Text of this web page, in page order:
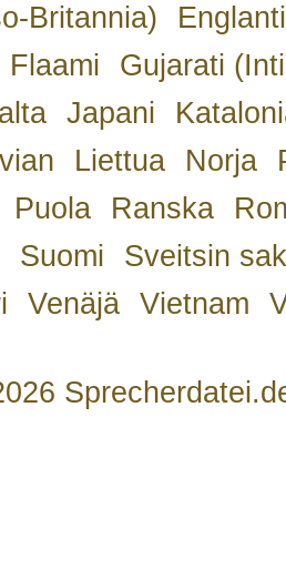
Britannia)
Flaami
Gujarati
Japani
Liettua Norja
Puola Ranska
Suomi
Sveitsin
Venäjä Vietnam